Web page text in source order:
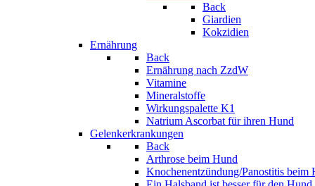
Back
Giardien
Kokzidien
Ernährung
Back
Ernährung nach ZzdW
Vitamine
Mineralstoffe
Wirkungspalette K1
Natrium Ascorbat für ihren Hund
Gelenkerkrankungen
Back
Arthrose beim Hund
Knochenentzündung/Panostitis beim